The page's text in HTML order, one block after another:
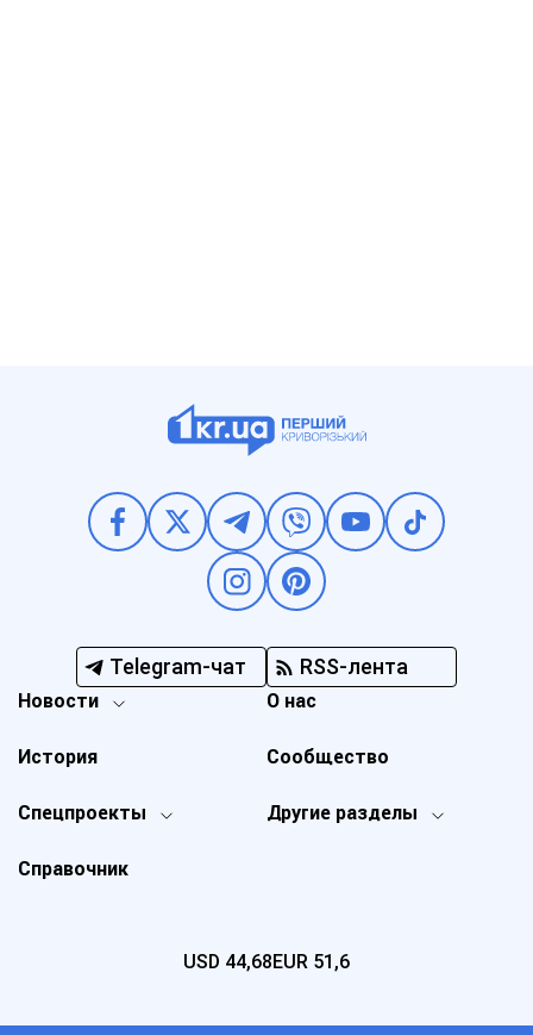
Telegram-чат RSS-лента
Новости
Спецпроекты Другие разделы
История
О нас
Справочник
Сообщество
USD 44,68EUR 51,6